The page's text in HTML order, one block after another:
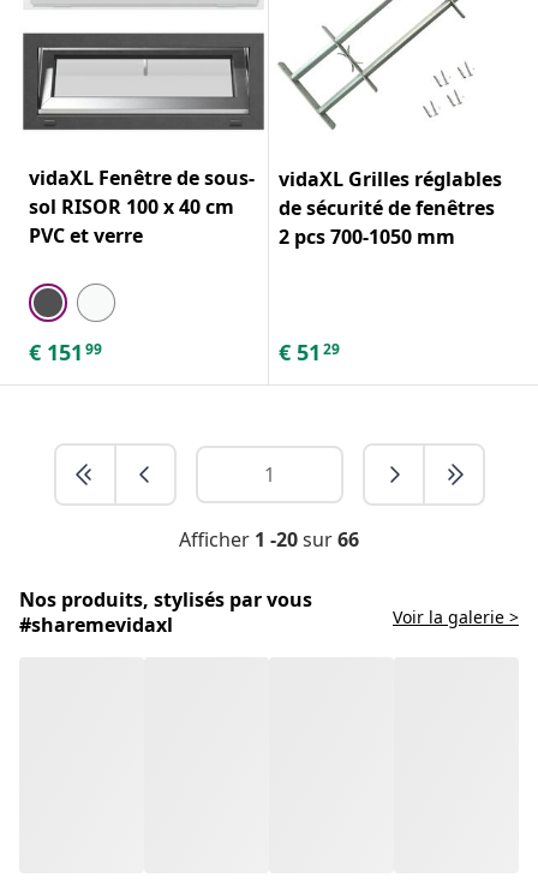
vidaXL Fenêtre de sous-
sol RISOR 100 x 40 cm
PVC et verre
€ 151 99
vidaXL Grilles réglables
de sécurité de fenêtres
2 pcs 700-1050 mm
€ 51 29
Afficher 1 -20sur66
Nos produits, stylisés par vous
#sharemevidaxl
Voir la galerie >